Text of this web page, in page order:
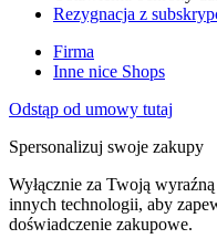
Rezygnacja z
Firma
Inne nice Shops
Odstąp od umowy tutaj
Spersonalizuj swoje zakupy
Wyłącznie za Twoją
innych technologii, aby
doświadczenie zakupowe.